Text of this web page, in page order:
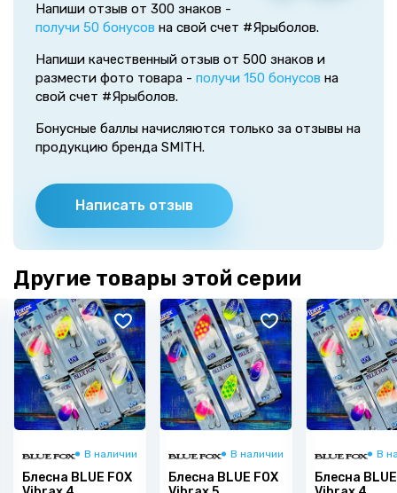
Напиши отзыв от 300 знаков -
получи 50 бонусов на свой счет #Ярыболов.
Напиши качественный отзыв от 500 знаков и
размести фото товара - получи 150 бонусов на
свой счет #Ярыболов.
Бонусные баллы начисляются только за отзывы на
продукцию бренда SMITH.
Написать отзыв
Другие товары этой серии
В наличии
Блесна BLUE FOX
В наличии
Блесна BLUE FOX
В
Блесна